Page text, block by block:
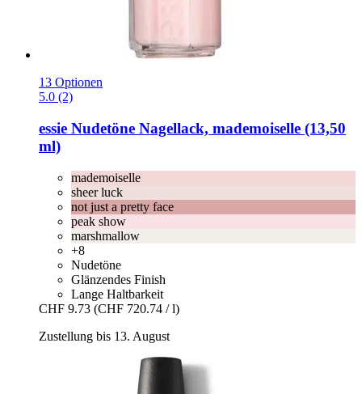
13 Optionen
5.0 (2)
essie Nudetöne Nagellack, mademoiselle (13,50
ml)
mademoiselle
sheer luck
not just a pretty face
peak show
marshmallow
+8
Nudetöne
Glänzendes Finish
Lange Haltbarkeit
CHF 9.73 (CHF 720.74 / l)
Zustellung bis 13. August